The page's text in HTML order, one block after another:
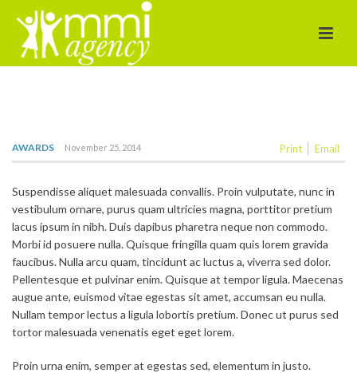
Print Email
AWARDS November 25, 2014
Suspendisse aliquet malesuada convallis. Proin vulputate, nunc in
vestibulum ornare, purus quam ultricies magna, porttitor pretium
lacus ipsum in nibh. Duis dapibus pharetra neque non commodo.
Morbi id posuere nulla. Quisque fringilla quam quis lorem gravida
faucibus. Nulla arcu quam, tincidunt ac luctus a, viverra sed dolor.
Pellentesque et pulvinar enim. Quisque at tempor ligula. Maecenas
augue ante, euismod vitae egestas sit amet, accumsan eu nulla.
Nullam tempor lectus a ligula lobortis pretium. Donec ut purus sed
tortor malesuada venenatis eget eget lorem.
Proin urna enim, semper at egestas sed, elementum in justo.